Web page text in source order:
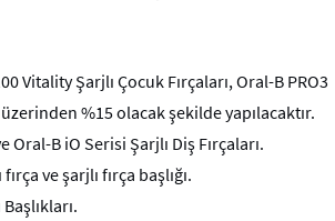
Vitality Şarjlı Çocuk Fırçaları, Oral-B PRO3
%15 olacak şekilde yapılacaktır.
B iO Serisi Şarjlı Diş Fırçaları.
ve şarjlı fırça başlığı.